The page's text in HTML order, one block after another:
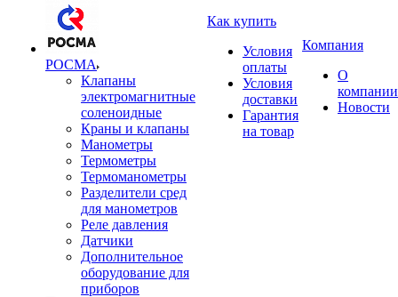
РОСМА
Клапаны
электромагнитные
соленоидные
Краны и клапаны
Манометры
Термометры
Термоманометры
Разделители сред
для манометров
Реле давления
Датчики
Дополнительное
оборудование для
приборов
Как купить
Условия
оплаты
Условия
доставки
Гарантия
на товар
Компания
О
компании
Новости